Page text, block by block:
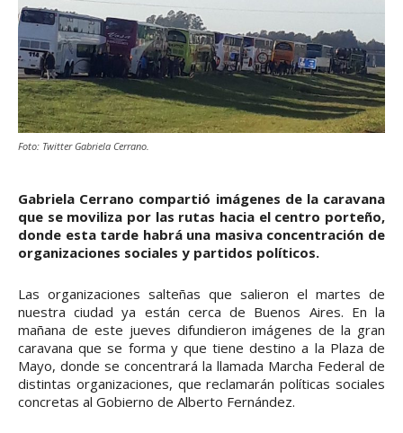
Foto: Twitter Gabriela Cerrano.
Gabriela Cerrano compartió imágenes de la caravana
que se moviliza por las rutas hacia el centro porteño,
donde esta tarde habrá una masiva concentración de
organizaciones sociales y partidos políticos.
Las organizaciones salteñas que salieron el martes de
nuestra ciudad ya están cerca de Buenos Aires. En la
mañana de este jueves difundieron imágenes de la gran
caravana que se forma y que tiene destino a la Plaza de
Mayo, donde se concentrará la llamada Marcha Federal de
distintas organizaciones, que reclamarán políticas sociales
concretas al Gobierno de Alberto Fernández.